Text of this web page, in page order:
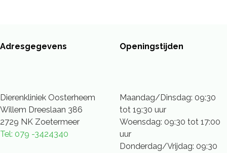
Adresgegevens
Dierenkliniek Oosterheem
Willem Dreeslaan 386
2729 NK Zoetermeer
Tel: 079 -3424340
Openingstijden
Maandag/Dinsdag: 09:30
tot 19:30 uur
Woensdag: 09:30 tot 17:00
uur
Donderdag/Vrijdag: 09:30